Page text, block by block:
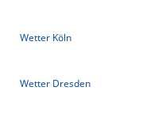
Wetter Köln
Wetter Dresden